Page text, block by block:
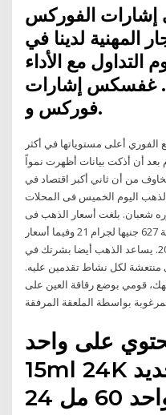
إشارات الفوركس
المهنية لدينا في
يوم التداول مع الأداء
غفسكس إشارات
فوركس و.
الفوري أعلى مستوياتها في أكثر
بعد أن أذكت بيانات أظهرت نمواً
من أن ثاني أكبر اقتصاد في
الذهب اليوم الخميس فى المحلات
عيار 21. كتبت نوره شعبان. بلغت أسعار الذهب فى
اخر تعاملات فى المحلات وأسواق الصاغة 627 جنيها لجرام 21 وفيما أسعار
الذهب اليوم الخميس 20يوليو 2017. يساعد الذهب أيضا بشرتك في
منتعشة لكل نشاط تقدمين عليه.
قومي بوضع رقاقة العين على
على واحد
15ml 24K مصل الذهب تجديد
وواحد 60 مل 24K الذهب قناع